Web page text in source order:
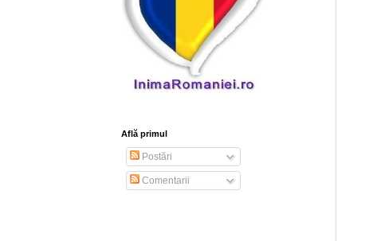
Află primul
Postări
Comentarii